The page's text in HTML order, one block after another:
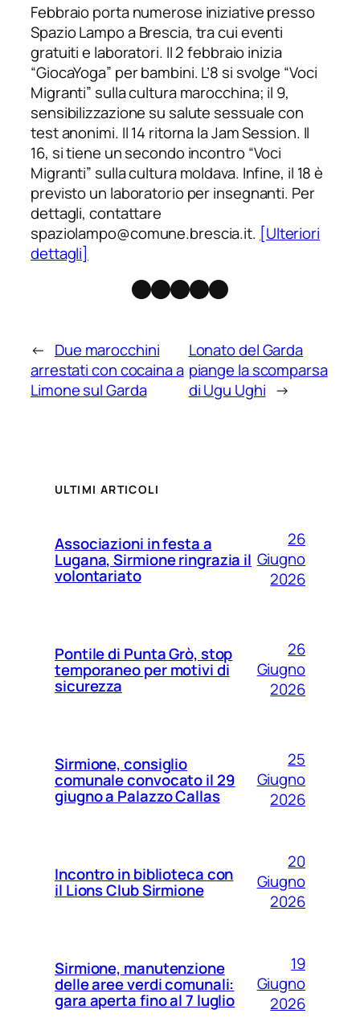
Febbraio porta numerose iniziative presso
Spazio Lampo a Brescia, tra cui eventi
gratuiti e laboratori. Il 2 febbraio inizia
“GiocaYoga” per bambini. L’8 si svolge “Voci
Migranti” sulla cultura marocchina; il 9,
sensibilizzazione su salute sessuale con
test anonimi. Il 14 ritorna la Jam Session. Il
16, si tiene un secondo incontro “Voci
Migranti” sulla cultura moldava. Infine, il 18 è
previsto un laboratorio per insegnanti. Per
dettagli, contattare
spaziolampo@comune.brescia.it. [Ulteriori
dettagli]
Facebook
Instagram
X Threads
Telegram
← Due marocchini
arrestati con cocaina a
Limone sul Garda
Lonato del Garda
piange la scomparsa
di Ugu Ughi →
ULTIMI ARTICOLI
Associazioni in festa a
Lugana, Sirmione ringrazia il
volontariato
26
Giugno
2026
Pontile di Punta Grò, stop
temporaneo per motivi di
sicurezza
26
Giugno
2026
Sirmione, consiglio
comunale convocato il 29
giugno a Palazzo Callas
25
Giugno
2026
Incontro in biblioteca con
il Lions Club Sirmione
20
Giugno
2026
Sirmione, manutenzione
delle aree verdi comunali:
gara aperta fino al 7 luglio
19
Giugno
2026